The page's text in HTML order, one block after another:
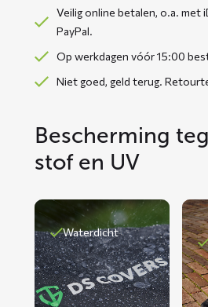
Veilig online betalen, o.a. met
PayPal.
Op werkdagen vóór 15:00
Niet goed, geld terug.
Bescherming
stof en UV
Waterdicht